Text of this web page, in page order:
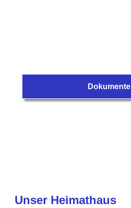
Dokumente
Unser Heimathaus